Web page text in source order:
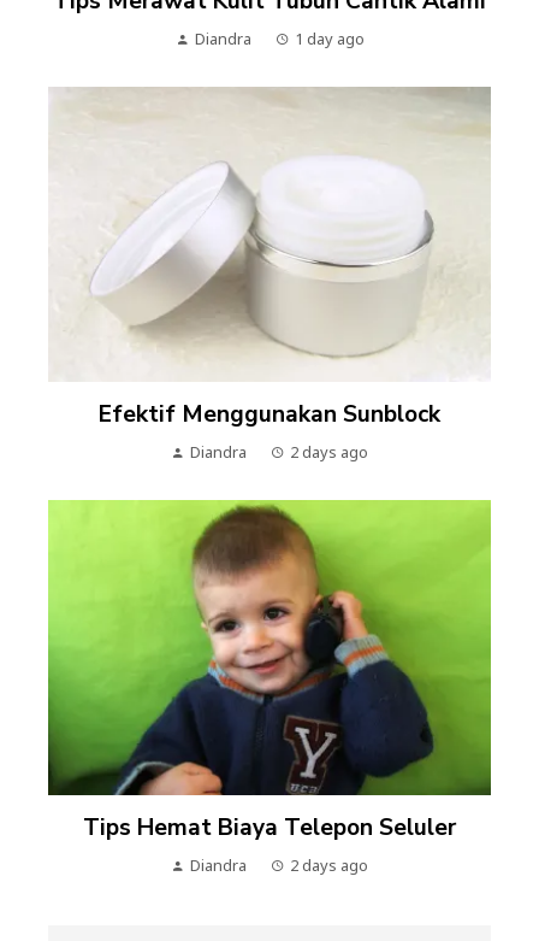
Diandra 1 day ago
Efektif Menggunakan Sunblock
Diandra 2 days ago
Tips Hemat Biaya Telepon Seluler
Diandra 2 days ago